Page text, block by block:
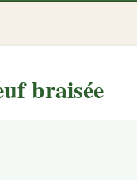
braisée